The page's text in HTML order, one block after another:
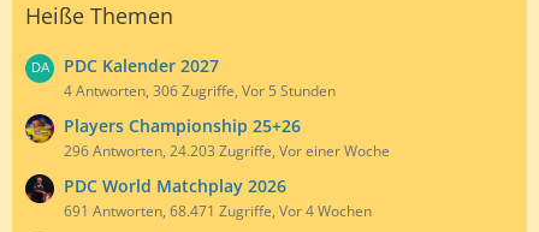
Heiße Themen
PDC Kalender 2027
4 Antworten, 306 Zugriffe, Vor 5 Stunden
Players Championship 25+26
296 Antworten, 24.203 Zugriffe, Vor einer Woche
PDC World Matchplay 2026
691 Antworten, 68.471 Zugriffe, Vor 4 Wochen